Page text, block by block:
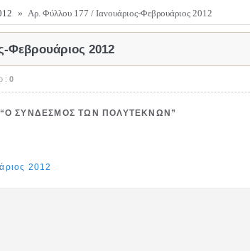
» Αρ. Φύλλου 177 / Ιανουάριος-Φεβρουάριος 2012
Φεβρουάριος 2012
: 0
“Ο ΣΥΝΔΕΣΜΟΣ ΤΩΝ ΠΟΛΥΤΕΚΝΩΝ”
2012